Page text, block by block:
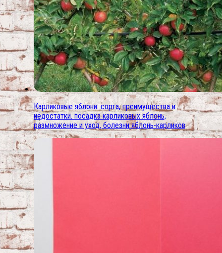
Карликовые яблони: сорта, преимущества и
недостатки. посадка карликовых яблонь,
размножение и уход, болезни яблонь-карликов